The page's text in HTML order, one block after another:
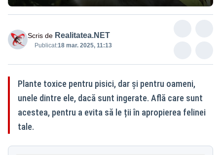
Scris de Realitatea.NET
Publicat:18 mar. 2025, 11:13
Plante toxice pentru pisici, dar și pentru oameni,
unele dintre ele, dacă sunt ingerate. Află care sunt
acestea, pentru a evita să le ții în apropierea felinei
tale.